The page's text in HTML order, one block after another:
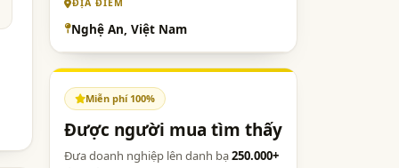
ĐỊA ĐIỂM
Nghệ An, Việt Nam
Miễn phí 100%
Được người mua tìm thấy
Đưa doanh nghiệp lên danh bạ250.000+